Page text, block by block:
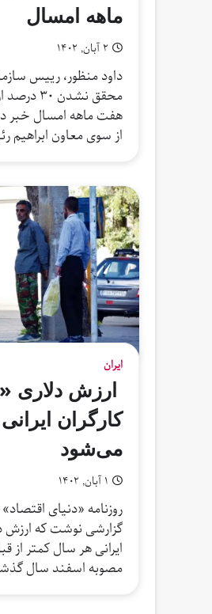
ماهه امسال
۲ آبان, ۱۴۰۲
داود منظور، رییس
محقق
هفت ماهه امسال خبر
از سوی معاون ابراهیم
ایران
ارزش دلاری
کارگران
می‌شود
۱ آبان, ۱۴۰۲
گزارشی نوشت که ارزش
ایرانی هر سال کمتر
مصوبه اسفند سال